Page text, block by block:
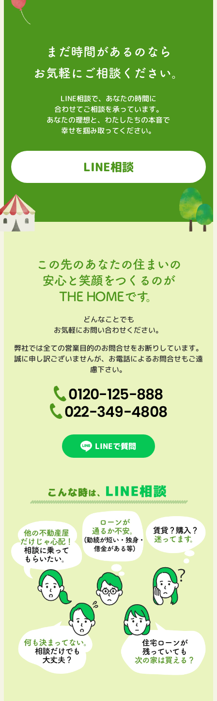
まだ時間があるのなら
お気軽にご相談ください。
LINE相談で、あなたの時間に
合わせてご相談を承っています。
あなたの理想と、わたしたちの本音で
幸せを掴み取ってください。
LINE相談
この先のあなたの住まいの
安心と笑顔をつくるのが
THE HOMEです。
どんなことでも
お気軽にお問い合わせください。
弊社では全ての営業目的のお問合せをお断りしています。
誠に申し訳ございませんが、お電話によるお問合せもご遠
慮下さい。
0120-125-888
022-349-4808
LINEで質問